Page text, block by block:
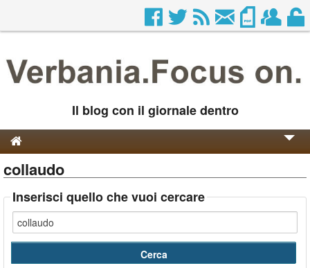
Il blog con il giornale dentro
Genesi e Storia
Contatti
collaudo
Inserisci quello che vuoi cercare